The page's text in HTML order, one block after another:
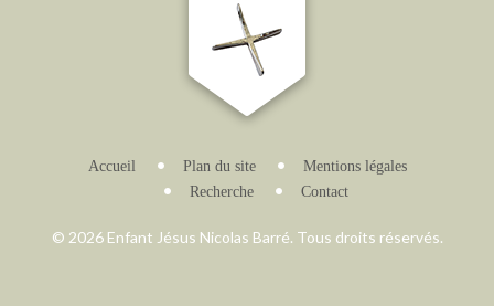
Accueil Plan du site
Mentions légales
Recherche
Contact
© 2026 Enfant Jésus Nicolas Barré. Tous droits réservés.